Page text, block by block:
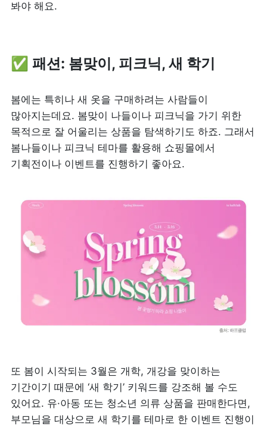
봐야 해요.
✅ 패션: 봄맞이, 피크닉, 새 학기
봄에는 특히나 새 옷을 구매하려는 사람들이
많아지는데요. 봄맞이 나들이나 피크닉을 가기 위한
목적으로 잘 어울리는 상품을 탐색하기도 하죠. 그래서
봄나들이나 피크닉 테마를 활용해 쇼핑몰에서
기획전이나 이벤트를 진행하기 좋아요.
또 봄이 시작되는 3월은 개학, 개강을 맞이하는
기간이기 때문에 ‘새 학기’ 키워드를 강조해 볼 수도
있어요. 유·아동 또는 청소년 의류 상품을 판매한다면,
부모님을 대상으로 새 학기를 테마로 한 이벤트 진행이